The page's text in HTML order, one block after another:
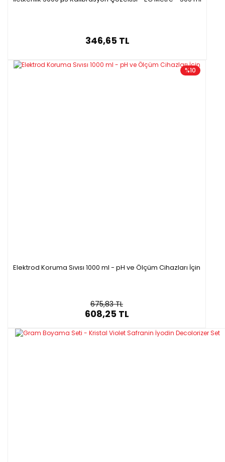
346,65 TL
%10
Elektrod Koruma Sıvısı 1000 ml - pH ve Ölçüm Cihazları İçin
675,83 TL
608,25 TL